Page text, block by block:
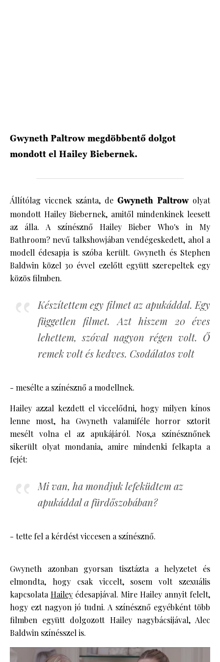
Gwyneth Paltrow megdöbbentő dolgot
mondott el Hailey Biebernek.
Állítólag viccnek szánta, de Gwyneth Paltrowolyat
mondott Hailey Biebernek, amitől mindenkinek leesett
az álla. A színésznő Hailey Bieber Who's in My
Bathroom? nevű talkshowjában vendégeskedett, ahol a
modell édesapja is szóba került. Gwyneth és Stephen
Baldwin közel 30 évvel ezelőtt együtt szerepeltek egy
közös filmben.
Készítettem egy filmet az apukáddal. Egy
független filmet. Azt hiszem 20 éves
lehettem, szóval nagyon régen volt. Ő
remek volt és kedves. Csodálatos volt
- mesélte a színésznő a modellnek.
Hailey azzal kezdett el viccelődni, hogy milyen kínos
lenne most, ha Gwyneth valamiféle horror sztorit
mesélt volna el az apukájáról. Nos,a színésznőnek
sikerült olyat mondania, amire mindenki felkapta a
fejét:
Mi van, ha mondjuk lefeküdtem az
apukáddal a fürdőszobában?
- tette fel a kérdést viccesen a színésznő.
Gwyneth azonban gyorsan tisztázta a helyzetet és
elmondta, hogy csak viccelt, sosem volt szexuális
kapcsolataHailey édesapjával. Mire Hailey annyit felelt,
hogy ezt nagyon jó tudni. A színésznő egyébként több
filmben együtt dolgozott Hailey nagybácsijával, Alec
Baldwin színésszel is.